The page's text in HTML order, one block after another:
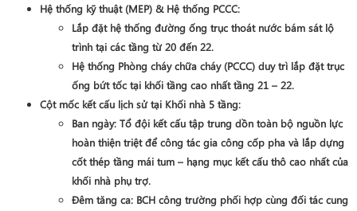
Hệ thống kỹ thuật (MEP) & Hệ thống PCCC:
Lắp đặt hệ thống đường ống trục thoát nước bám sát lộ
trình tại các tầng từ20 đến 22.
Hệ thống Phòng cháy chữa cháy (PCCC) duy trì lắp đặt trục
ống bứt tốc tại khối tầng cao nhấttầng 21 – 22.
Cột mốc kết cấu lịch sử tại Khối nhà 5 tầng:
Ban ngày: Tổ đội kết cấu tập trung dồn toàn bộ nguồn lực
hoàn thiện triệt để công tác gia công cốp pha và lắp dựng
cốt thép tầng mái tum – hạng mục kết cấu thô cao nhất của
khối nhà phụ trợ.
Đêm tăng ca: BCH công trường phối hợp cùng đối tác cung